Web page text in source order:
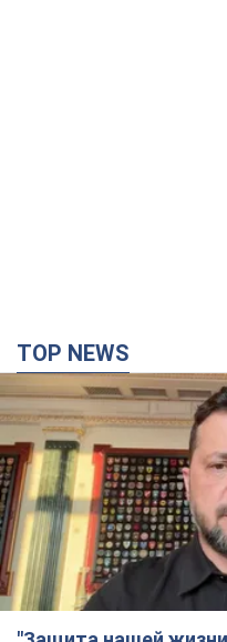
"Защита нашей
антибаллистической
санкциях против
Видео
Европейские партнеры
проекту
12 часов назад 88,6 т.
С 1 сентября